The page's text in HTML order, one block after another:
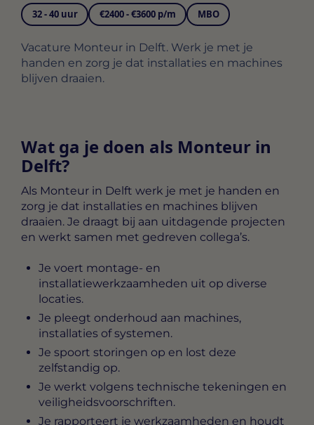
32 - 40 uur €2400 - €3600 p/m MBO
Vacature Monteur in Delft. Werk je met je
handen en zorg je dat installaties en machines
blijven draaien.
Wat ga je doen als Monteur in
Delft?
Als Monteur in Delft werk je met je handen en
zorg je dat installaties en machines blijven
draaien. Je draagt bij aan uitdagende projecten
en werkt samen met gedreven collega’s.
Je voert montage- en
installatiewerkzaamheden uit op diverse
locaties.
Je pleegt onderhoud aan machines,
installaties of systemen.
Je spoort storingen op en lost deze
zelfstandig op.
Je werkt volgens technische tekeningen en
veiligheidsvoorschriften.
Je rapporteert je werkzaamheden en houdt